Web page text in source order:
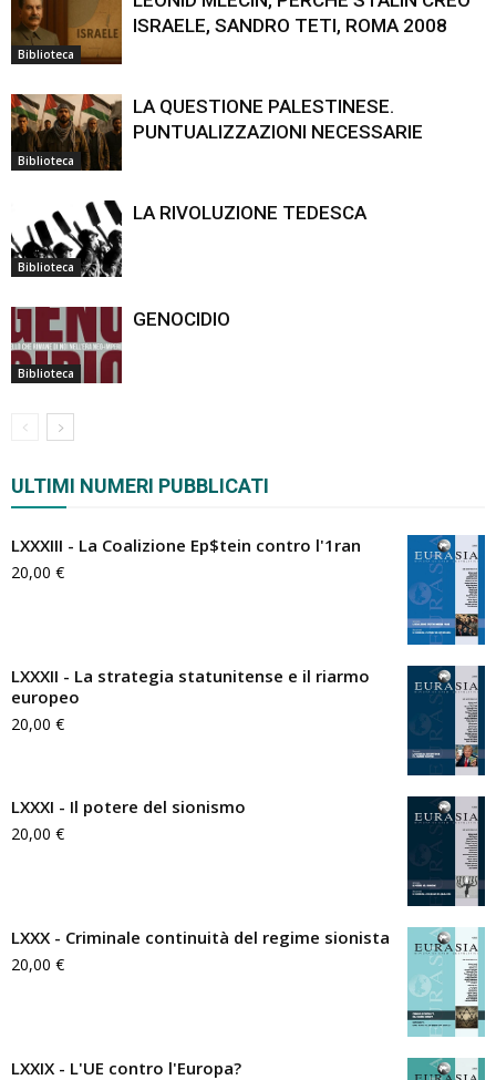
Biblioteca
ISRAELE, SANDRO TETI, ROMA 2008
Biblioteca
LA QUESTIONE PALESTINESE.
PUNTUALIZZAZIONI NECESSARIE
Biblioteca
LA RIVOLUZIONE TEDESCA
Biblioteca
GENOCIDIO
ULTIMI NUMERI PUBBLICATI
LXXXIII - La Coalizione Ep$tein contro l'1ran
20,00 €
LXXXII - La strategia statunitense e il riarmo
europeo
20,00 €
LXXXI - Il potere del sionismo
20,00 €
LXXX - Criminale continuità del regime sionista
20,00 €
LXXIX - L'UE contro l'Europa?